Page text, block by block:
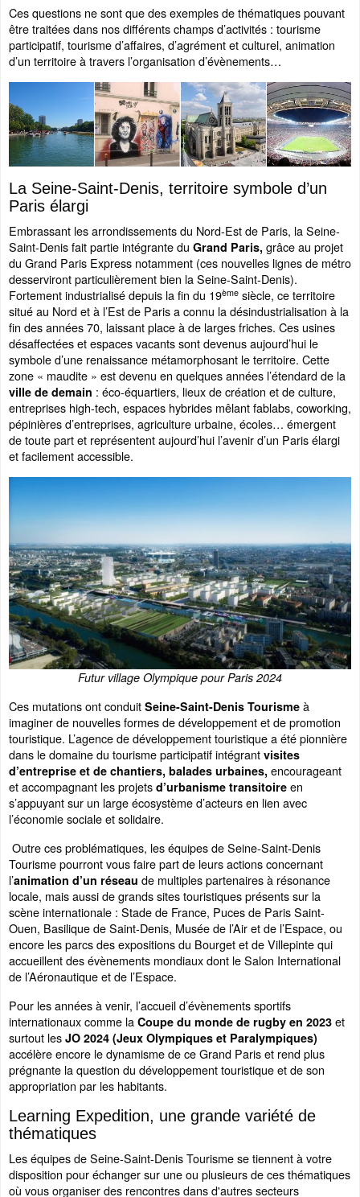
Ces questions ne sont que des exemples de thématiques pouvant
être traitées dans nos différents champs d’activités : tourisme
participatif, tourisme d’affaires, d’agrément et culturel, animation
d’un territoire à travers l’organisation d’évènements…
La Seine-Saint-Denis, territoire symbole d’un
Paris élargi
Embrassant les arrondissements du Nord-Est de Paris, la Seine-
Saint-Denis fait partie intégrante du Grand Paris, grâce au projet
du Grand Paris Express notamment (ces nouvelles lignes de métro
desserviront particulièrement bien la Seine-Saint-Denis).
Fortement industrialisé depuis la fin du 19ème siècle, ce territoire
situé au Nord et à l’Est de Paris a connu la désindustrialisation à la
fin des années 70, laissant place à de larges friches. Ces usines
désaffectées et espaces vacants sont devenus aujourd’hui le
symbole d’une renaissance métamorphosant le territoire. Cette
zone « maudite » est devenu en quelques années l’étendard de la
ville de demain : éco-équartiers, lieux de création et de culture,
entreprises high-tech, espaces hybrides mêlant fablabs, coworking,
pépinières d’entreprises, agriculture urbaine, écoles… émergent
de toute part et représentent aujourd’hui l’avenir d’un Paris élargi
et facilement accessible.
Futur village Olympique pour Paris 2024
Ces mutations ont conduit Seine-Saint-Denis Tourisme à
imaginer de nouvelles formes de développement et de promotion
touristique. L’agence de développement touristique a été pionnière
dans le domaine du tourisme participatif intégrant visites
d’entreprise et de chantiers, balades urbaines, encourageant
et accompagnant les projets d’urbanisme transitoire en
s’appuyant sur un large écosystème d’acteurs en lien avec
l’économie sociale et solidaire.
Outre ces problématiques, les équipes de Seine-Saint-Denis
Tourisme pourront vous faire part de leurs actions concernant
l’animation d’un réseau de multiples partenaires à résonance
locale, mais aussi de grands sites touristiques présents sur la
scène internationale : Stade de France, Puces de Paris Saint-
Ouen, Basilique de Saint-Denis, Musée de l’Air et de l’Espace, ou
encore les parcs des expositions du Bourget et de Villepinte qui
accueillent des évènements mondiaux dont le Salon International
de l’Aéronautique et de l’Espace.
Pour les années à venir, l’accueil d’évènements sportifs
internationaux comme la Coupe du monde de rugby en 2023 et
surtout les JO 2024 (Jeux Olympiques et Paralympiques)
accélère encore le dynamisme de ce Grand Paris et rend plus
prégnante la question du développement touristique et de son
appropriation par les habitants.
Learning Expedition, une grande variété de
thématiques
Les équipes de Seine-Saint-Denis Tourisme se tiennent à votre
disposition pour échanger sur une ou plusieurs de ces thématiques
où vous organiser des rencontres dans d'autres secteurs